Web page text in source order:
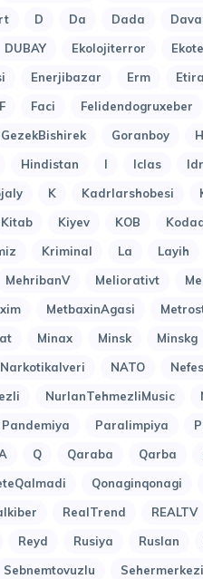
D Da Dada
DUBAY Ekolojiterror
Enerjibazar Erm
F Faci Felidendogruxeber
GezekBishirek Goranboy H
Hindistan I Iclas
K Kadrlarshobesi
Kitab Kiyev KOB
Kriminal La Layih
MehribanV Meliorativt
MetbaxinAgasi
Minax Minsk Minskg
Narkotikalveri NATO
NurlanTehmezliMusic
Pandemiya Paralimpiya
Q Qaraba Qarba
Qonaginqonagi
RealTrend REALTV
Reyd Rusiya Ruslan
Sebnemtovuzlu Sehermerkezi